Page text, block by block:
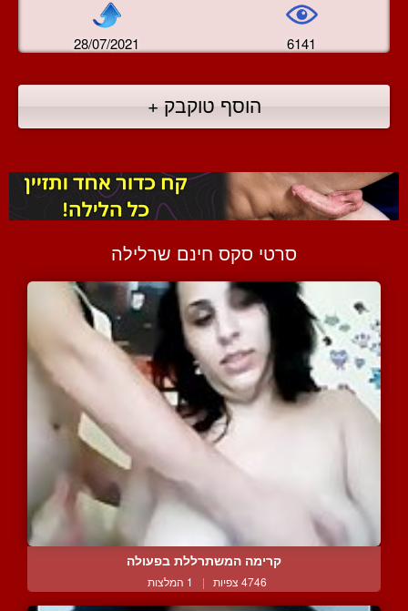
28/07/2021 6141
הוסף טוקבק +
סרטי סקס חינם שרלילה
קרימה המשתרללת בפעולה
4746 צפיות | 1 המלצות